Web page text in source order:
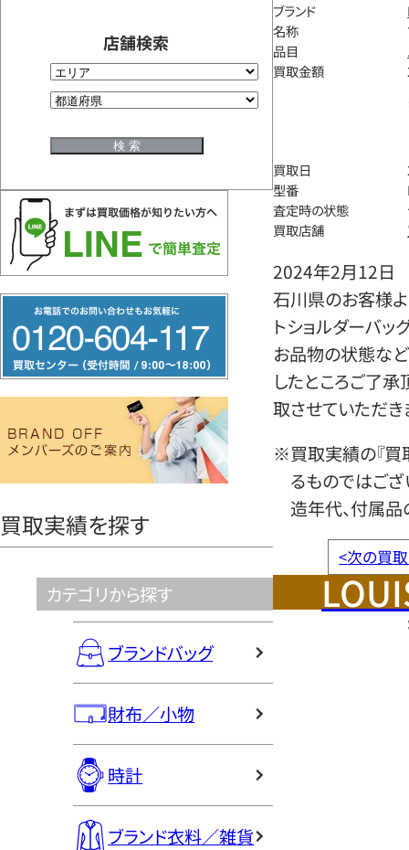
店舗検索
リ
ー
ヤ
買取実績を探す
カテゴリから探す
ブランドバッグ
財布／小物
時計
ブランド衣料／雑貨
ブランド
名称
品目
買取金額
買取日
型番
査定時の状態
買取店舗
2024年2月12日
石川県のお客様よ
トショルダーバッ
お品物の状態など
したところご了
取させていただき
※買取実績の『買
るものではござ
造年代、付属品
<次の買